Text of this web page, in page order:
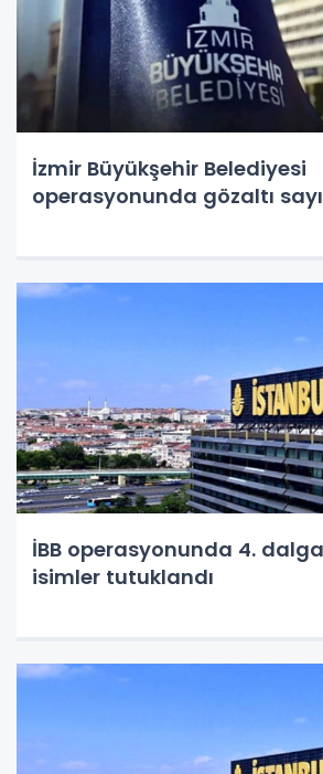
İzmir Büyükşehir Belediyesi
operasyonunda gözaltı
İBB operasyonunda 4.
isimler tutuklandı